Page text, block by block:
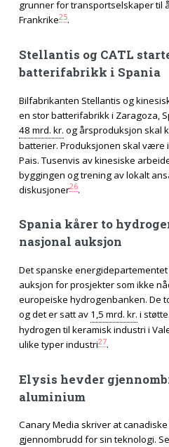
grunner for transportselskaper til
Frankrike25.
Stellantis og CATL
batterifabrikk i Spania
Bilfabrikanten Stellantis og
en stor batterifabrikk i Zaragoza,
48 mrd. kr. og årsproduksjon skal
batterier. Produksjonen skal være
Pais. Tusenvis av kinesiske
byggingen og trening av lokalt
diskusjoner26.
Spania kårer to
nasjonal auksjon
Det spanske
auksjon for prosjekter som ikke
europeiske hydrogenbanken. De
og det er satt av 1,5 mrd. kr. i
hydrogen til keramisk industri i
ulike typer industri27.
Elysis hevder
aluminium
Canary Media skriver at
gjennombrudd for sin teknologi.